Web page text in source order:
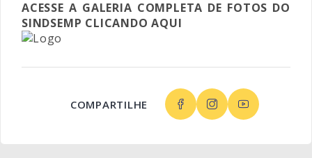
ACESSE A GALERIA COMPLETA DE FOTOS DO
SINDSEMP CLICANDO AQUI
COMPARTILHE